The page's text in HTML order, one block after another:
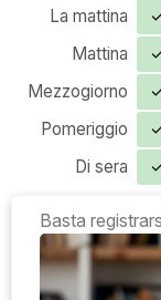
La mattina
Mattina
Mezzogiorno
Pomeriggio
Di sera
Basta